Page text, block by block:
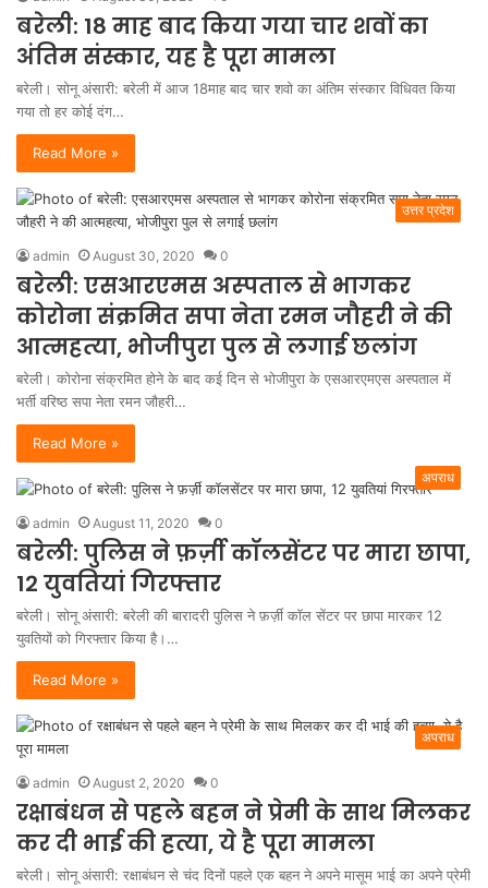
बरेली: 18 माह बाद किया गया चार शवों का
अंतिम संस्कार, यह है पूरा मामला
बरेली। सोनू अंसारी: बरेली में आज 18माह बाद चार शवो का अंतिम संस्कार विधिवत किया
गया तो हर कोई दंग…
Read More »
उत्तर प्रदेश
admin August 30, 2020 0
बरेली: एसआरएमस अस्‍पताल से भागकर
कोरोना संक्रम‍ित सपा नेता रमन जौहरी ने की
आत्‍महत्‍या, भोजीपुरा पुल से लगाई छलांग
बरेली। कोरोना संक्रम‍ित होने के बाद कई द‍िन से भोजीपुरा के एसआरएमएस अस्‍पताल में
भर्ती वर‍िष्‍ठ सपा नेता रमन जौहरी…
Read More »
अपराध
admin August 11, 2020 0
बरेली: पुलिस ने फ़र्ज़ी कॉलसेंटर पर मारा छापा,
12 युवतियां गिरफ्तार
बरेली। सोनू अंसारी: बरेली की बारादरी पुलिस ने फ़र्ज़ी कॉल सेंटर पर छापा मारकर 12
युवतियों को गिरफ्तार किया है।…
Read More »
अपराध
admin August 2, 2020 0
रक्षाबंधन से पहले बहन ने प्रेमी के साथ मिलकर
कर दी भाई की हत्या, ये है पूरा मामला
बरेली। सोनू अंसारी: रक्षाबंधन से चंद दिनों पहले एक बहन ने अपने मासूम भाई का अपने प्रेमी